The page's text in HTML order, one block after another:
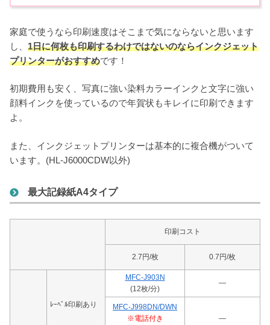
家庭で使うなら印刷速度はそこまで気にならないと思います
し、 1日に何枚も印刷するわけではないのならインクジェット
プリンターがおすすめです！
初期費用も安く、写真に強い染料カラーインクと文字に強い
顔料インクを使っているので年賀状もキレイに印刷できます
よ。
また、インクジェットプリンターは基本的に複合機がついて
います。(HL-J6000CDW以外)
最大記録紙A4タイプ
印刷コスト
2.7円/枚 0.7円/枚
ﾚｰﾍﾞﾙ印刷あり
MFC-J903N
(12枚/分)
―
MFC-J998DN/DWN
※電話付き
―